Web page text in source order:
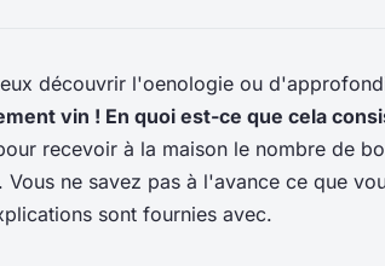
découvrir l'oenologie ou
vin ! En quoi est-ce que cela
recevoir à la maison le nombre de
ne savez pas à l'avance ce que
sont fournies avec.